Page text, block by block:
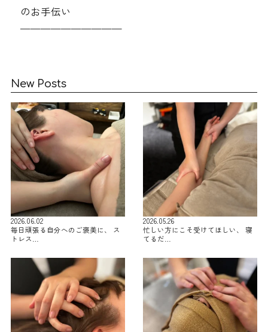
のお手伝い
——————————
New Posts
2026.06.02
毎日頑張る自分へのご褒美に、 ス
トレス…
2026.05.26
忙しい方にこそ受けてほしい、 寝
てるだ…